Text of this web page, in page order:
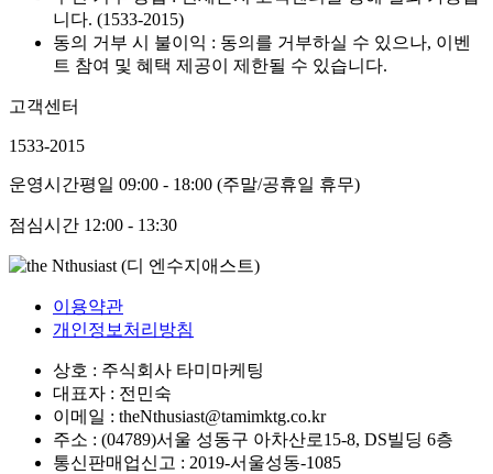
니다. (1533-2015)
동의 거부 시 불이익 : 동의를 거부하실 수 있으나, 이벤
트 참여 및 혜택 제공이 제한될 수 있습니다.
고객센터
1533-2015
운영시간평일 09:00 - 18:00 (주말/공휴일 휴무)
점심시간 12:00 - 13:30
이용약관
개인정보처리방침
상호 : 주식회사 타미마케팅
대표자 : 전민숙
이메일 : theNthusiast@tamimktg.co.kr
주소 : (04789)서울 성동구 아차산로15-8, DS빌딩 6층
통신판매업신고 : 2019-서울성동-1085